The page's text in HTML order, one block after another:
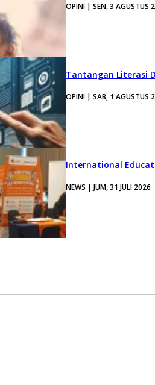
OPINI | SEN, 3 AGUSTUS
Tantangan Literasi
OPINI | SAB, 1 AGUSTUS
International
NEWS | JUM, 31 JULI 2026